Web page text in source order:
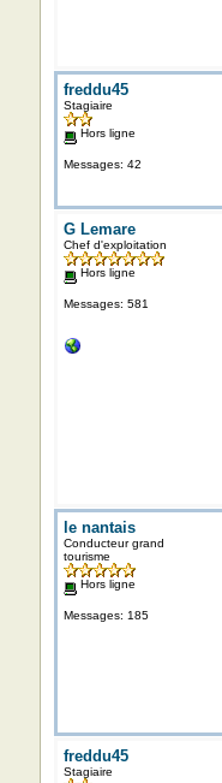
freddu45
Stagiaire
Hors ligne
Messages: 42
G Lemare
Chef d'exploitation
Hors ligne
Messages: 581
le nantais
Conducteur grand
tourisme
Hors ligne
Messages: 185
freddu45
Stagiaire